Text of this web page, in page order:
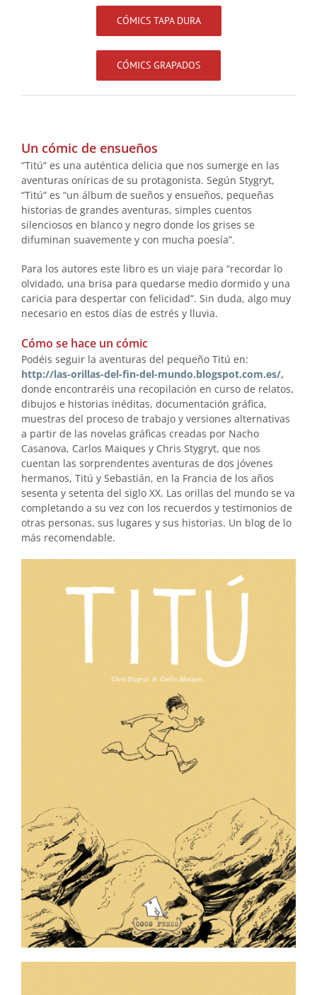
CÓMICS TAPA DURA
CÓMICS GRAPADOS
Un cómic de ensueños
“Titú” es una auténtica delicia que nos sumerge en las
aventuras oníricas de su protagonista. Según Stygryt,
“Titú” es “un álbum de sueños y ensueños, pequeñas
historias de grandes aventuras, simples cuentos
silenciosos en blanco y negro donde los grises se
difuminan suavemente y con mucha poesía”.
Para los autores este libro es un viaje para “recordar lo
olvidado, una brisa para quedarse medio dormido y una
caricia para despertar con felicidad”. Sin duda, algo muy
necesario en estos días de estrés y lluvia.
Cómo se hace un cómic
Podéis seguir la aventuras del pequeño Titú en:
http://las-orillas-del-fin-del-mundo.blogspot.com.es/,
donde encontraréis una recopilación en curso de relatos,
dibujos e historias inéditas, documentación gráfica,
muestras del proceso de trabajo y versiones alternativas
a partir de las novelas gráficas creadas por Nacho
Casanova, Carlos Maiques y Chris Stygryt, que nos
cuentan las sorprendentes aventuras de dos jóvenes
hermanos, Titú y Sebastián, en la Francia de los años
sesenta y setenta del siglo XX. Las orillas del mundo se va
completando a su vez con los recuerdos y testimonios de
otras personas, sus lugares y sus historias. Un blog de lo
más recomendable.